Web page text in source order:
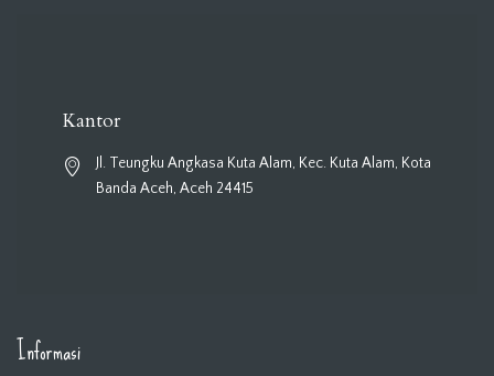
Kantor
Jl. Teungku Angkasa Kuta Alam, Kec. Kuta Alam, Kota
Banda Aceh, Aceh 24415
Informasi